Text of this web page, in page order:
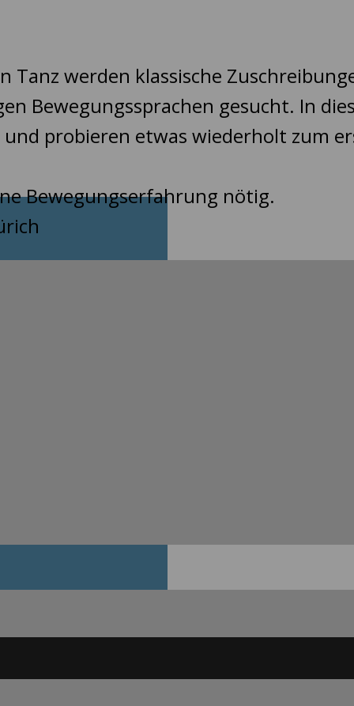
Tanz werden klassische
Bewegungssprachen gesucht. In
und probieren etwas wiederholt zum
Bewegungserfahrung nötig.